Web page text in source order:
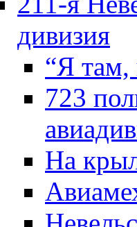
дивизия
“Я там,
723
На